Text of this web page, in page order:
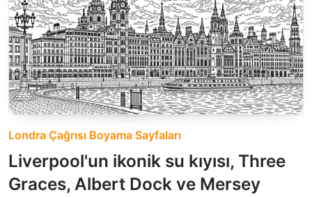
Londra Çağrısı Boyama Sayfaları
Liverpool'un ikonik su kıyısı, Three
Graces, Albert Dock ve Mersey